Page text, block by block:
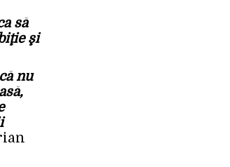
să
şi
nu